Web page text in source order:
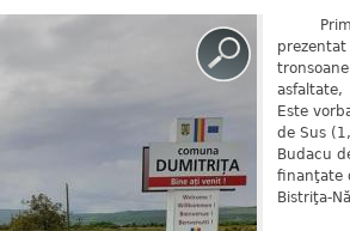
prezentat
asfaltate,
Este
de Sus
Budacu
finanţate
Bistriţa-